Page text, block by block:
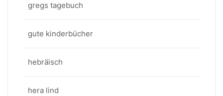
gregs tagebuch
gute kinderbücher
hebräisch
hera lind